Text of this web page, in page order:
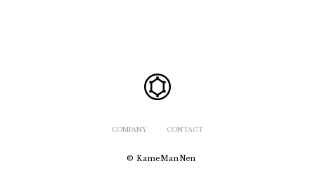
COMPANY CONTACT
© KameManNen